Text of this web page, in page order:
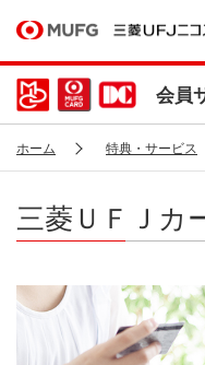
会員
ホーム 特典・サービス
三菱ＵＦＪカ